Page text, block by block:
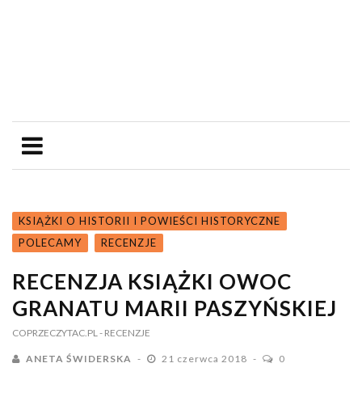
KSIĄŻKI O HISTORII I POWIEŚCI HISTORYCZNE
POLECAMY
RECENZJE
RECENZJA KSIĄŻKI OWOC
GRANATU MARII PASZYŃSKIEJ
COPRZECZYTAC.PL - RECENZJE
ANETA ŚWIDERSKA 21 czerwca 2018 0